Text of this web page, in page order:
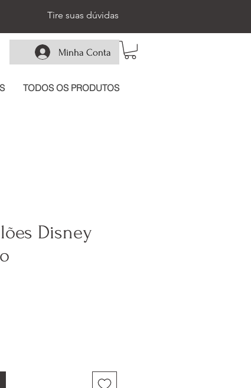
Tire suas dúvidas
Minha Conta
TODOS OS PRODUTOS
Disney